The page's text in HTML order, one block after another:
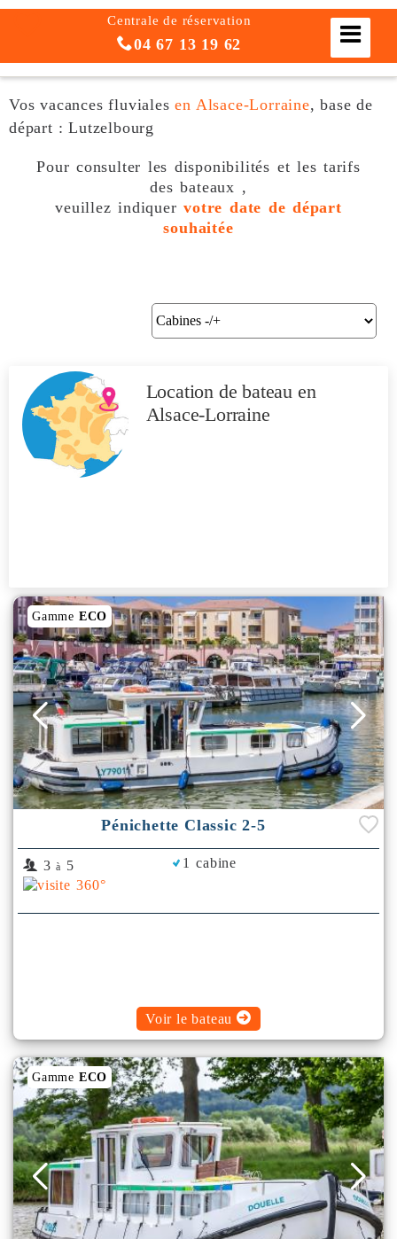
Centrale de réservation
04 67 13 19 62
Vos vacances fluvialesen Alsace-Lorraine, base de
départ : Lutzelbourg
Pour consulter les disponibilités et les tarifs
des bateaux ,
veuillez indiquervotre date de départ
souhaitée
Location de bateau en
Alsace-Lorraine
Gamme ECO
Pénichette Classic 2-5
3 à 5 1 cabine
Voir le bateau
Gamme ECO